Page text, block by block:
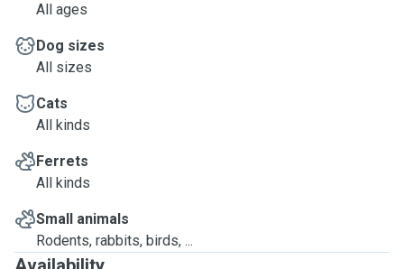
All ages
Dog sizes
All sizes
Cats
All kinds
Ferrets
All kinds
Small animals
Rodents, rabbits, birds, ...